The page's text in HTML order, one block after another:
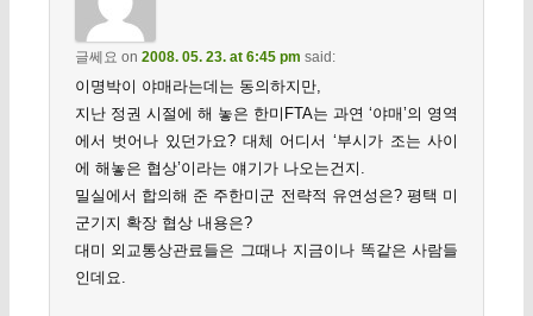
글쎄요 on 2008. 05. 23. at 6:45 pm said:
이명박이 야매라는데는 동의하지만,
지난 정권 시절에 해 놓은 한미FTA는 과연 ‘야매’의 영역
에서 벗어나 있던가요? 대체 어디서 ‘부시가 조는 사이
에 해놓은 협상’이라는 얘기가 나오는건지.
밀실에서 합의해 준 주한미군 전략적 유연성은? 평택 미
군기지 확장 협상 내용은?
대미 외교통상관료들은 그때나 지금이나 똑같은 사람들
인데요.